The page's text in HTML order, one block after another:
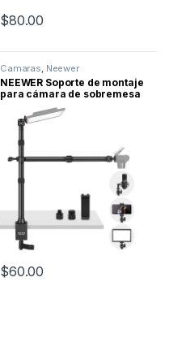
$80.00
Camaras Neewer
NEEWER Soporte de montaje
para cámara de sobremesa
$60.00